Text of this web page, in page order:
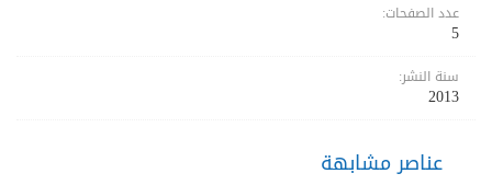
عدد الصفحات:
5
سنة النشر:
2013
عناصر مشابهة